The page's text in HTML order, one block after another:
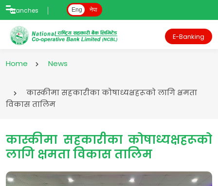
Branches Eng नेपा
E-Banking
Home News
कास्कीमा सहकारीका कोषाध्यक्षहरूको लागि क्षमता
विकास तालिम
कास्कीमा सहकारीका कोषाध्यक्षहरूको
लागि क्षमता विकास तालिम